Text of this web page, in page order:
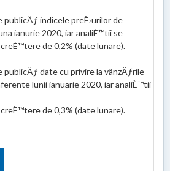
publicÄƒ indicele preÈ›urilor de
ianurie 2020, iar analiÈ™tii se
de 0,2% (date lunare).
publicÄƒ date cu privire la vânzÄƒrile
lunii ianuarie 2020, iar analiÈ™tii
de 0,3% (date lunare).